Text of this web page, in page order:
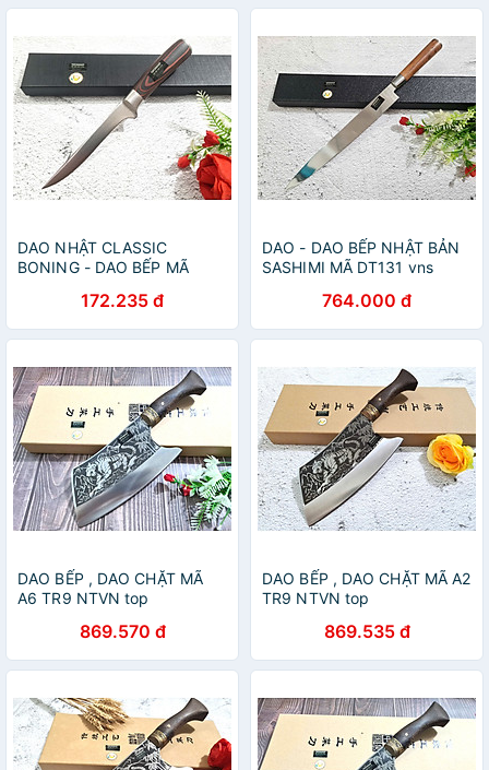
DAO NHẬT CLASSIC
BONING - DAO BẾP MÃ
172.235 đ
DAO - DAO BẾP NHẬT BẢN
SASHIMI MÃ DT131 vns
764.000 đ
DAO BẾP , DAO CHẶT MÃ
A6 TR9 NTVN top
869.570 đ
DAO BẾP , DAO CHẶT MÃ A2
TR9 NTVN top
869.535 đ